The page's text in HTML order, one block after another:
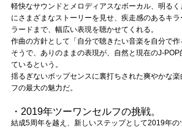
軽快なサウンドとメロディアスなボーカル、明る
にさまざまなストーリーを見せ、疾走感のあるキ
ラードまで、幅広い表現を聴かせてくれる。
作曲の方針として「自分で聴きたい音楽を自分で
そうで、ありのままの表現が、自然と現在のJ-
ているという。
揺るぎないポップセンスに裏打ちされた爽やかな
フの最大の魅力だ。
・2019年ツーワンセルフの挑戦。
結成5周年を越え、新しいステップとして2019年の